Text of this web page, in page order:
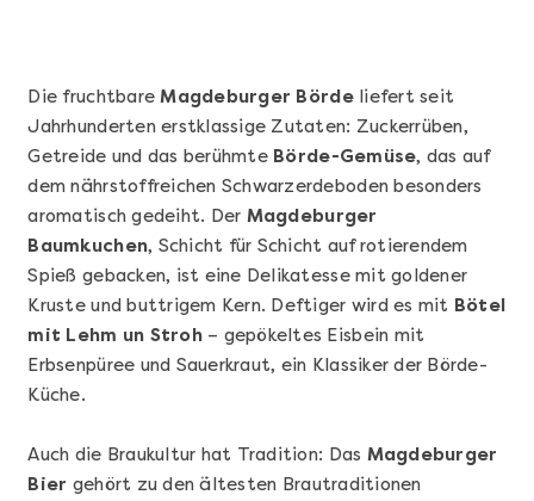
Mehr anzeigen
Sushi Basic Kurs Bonn
Die fruchtbareMagdeburger Bördeliefert seit
Jahrhunderten erstklassige Zutaten: Zuckerrüben,
Getreide und das berühmte Börde-Gemüse, das auf
dem nährstoffreichen Schwarzerdeboden besonders
aromatisch gedeiht. Der Magdeburger
Baumkuchen, Schicht für Schicht auf rotierendem
Spieß gebacken, ist eine Delikatesse mit goldener
Kruste und buttrigem Kern. Deftiger wird es mit Bötel
mit Lehm un Stroh– gepökeltes Eisbein mit
Erbsenpüree und Sauerkraut, ein Klassiker der Börde-
Küche.
Auch die Braukultur hat Tradition: Das Magdeburger
Bier gehört zu den ältesten Brautraditionen